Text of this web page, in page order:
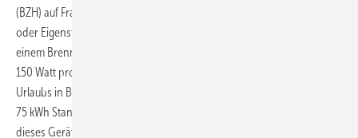
(BZH) auf Fragen wie Energieverluste bei Takt- oder Abschaltbetrieb
oder Eigenstromverbrauch. Ein Entwicklungsingenieur dazu: „Bei
einem Brennstoffzellen-Heizgerät mit SOFC-Zellen kommen da locker
150 Watt pro Stunde zusammen. Wenn so ein Gerät während des
Urlaubs in Bereitschaft gehalten wird, entstehen in drei Wochen rund
75 kWh Stand-by-Verluste“. Hochgerechnet auf ein Jahr benötige
dieses Gerät in der heutigen Ausführung also fast 1300 kWh allein an